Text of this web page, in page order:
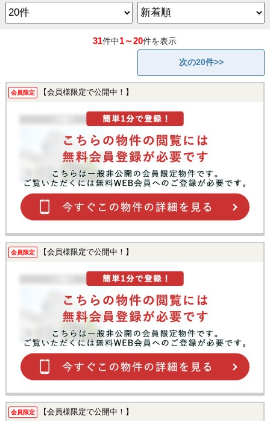
31件中1～20件を表示
次の20件>>
会員限定 【会員様限定で公開中！】
会員限定 【会員様限定で公開中！】
会員限定 【会員様限定で公開中！】